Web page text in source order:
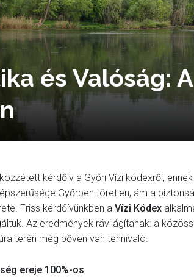
és Valóság:
kérdőív a Győri Vízi kódexről,
Győrben töretlen, ám a
Friss kérdőívünkben a Vízi Kódex
Az eredmények rávilágítanak: a
terén még bőven van tennivaló.
ereje 100%-os